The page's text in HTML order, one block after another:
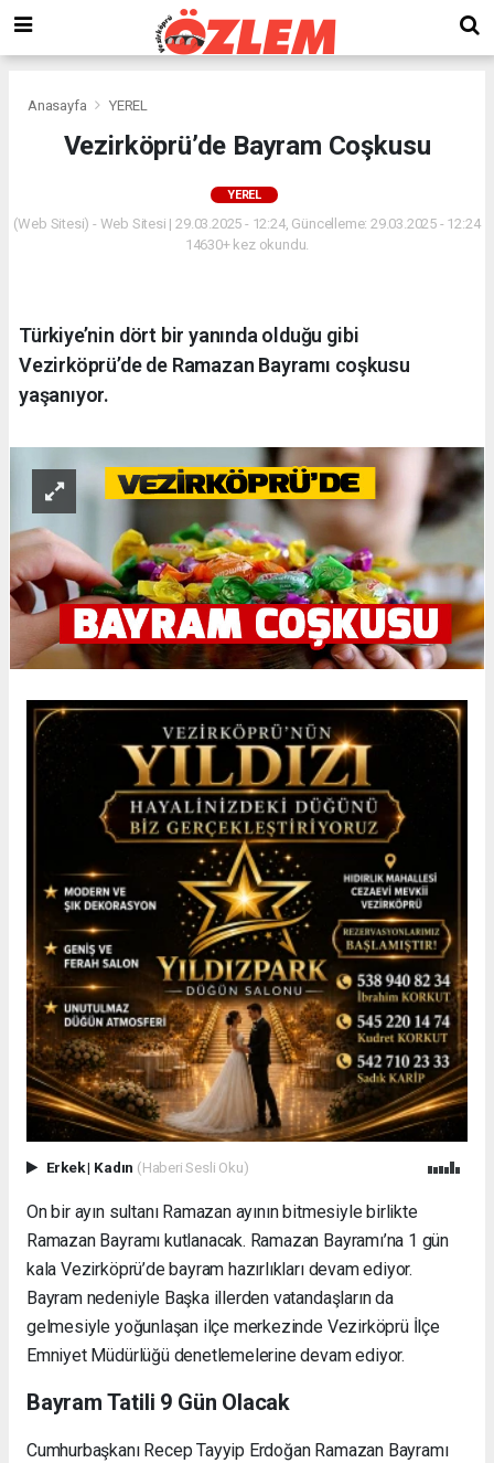
Anasayfa YEREL
Vezirköprü’de Bayram Coşkusu
YEREL
(Web Sitesi) - Web Sitesi | 29.03.2025 - 12:24, Güncelleme: 29.03.2025 - 12:24
14630+ kez okundu.
Türkiye’nin dört bir yanında olduğu gibi
Vezirköprü’de de Ramazan Bayramı coşkusu
yaşanıyor.
Erkek| Kadın (Haberi Sesli Oku)
On bir ayın sultanı Ramazan ayının bitmesiyle birlikte
Ramazan Bayramı kutlanacak. Ramazan Bayramı’na 1 gün
kala Vezirköprü’de bayram hazırlıkları devam ediyor.
Bayram nedeniyle Başka illerden vatandaşların da
gelmesiyle yoğunlaşan ilçe merkezinde Vezirköprü İlçe
Emniyet Müdürlüğü denetlemelerine devam ediyor.
Bayram Tatili 9 Gün Olacak
Cumhurbaşkanı Recep Tayyip Erdoğan Ramazan Bayramı